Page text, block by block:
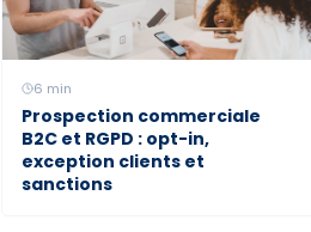
6 min
Prospection commerciale
B2C et RGPD : opt-in,
exception clients et
sanctions